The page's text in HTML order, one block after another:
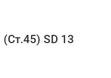
SD 13